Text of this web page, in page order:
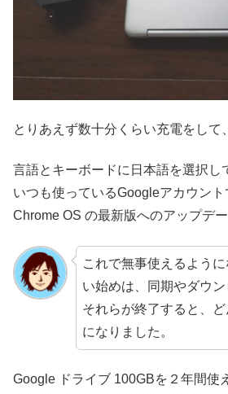
とりあえず数十分くらい充電をして
言語とキーボードに日本語を選択し
いつも使っているGoogleアカウン
Chrome OS の最新版へのアップデー
これで無事使えるよう
い始めは、同期やダウン
それらが終了すると、
になりました。
Google ドライブ 100GBを２年間使